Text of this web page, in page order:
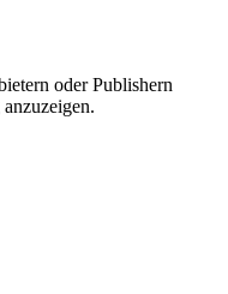
oder Publishern